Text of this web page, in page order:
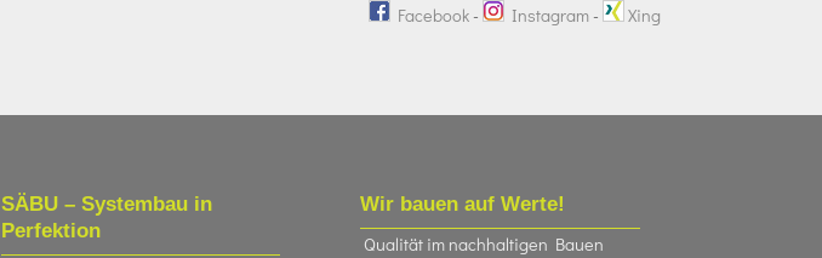
Facebook- Instagram- Xing
SÄBU – Systembau in
Perfektion
Wir bauen auf Werte!
Qualität im nachhaltigen Bauen